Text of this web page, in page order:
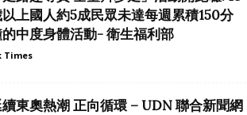
以上國人約5成民眾未達每週累積150分
中度身體活動- 衛生福利部
Times
東奧熱潮 正向循環 – UDN 聯合新聞網